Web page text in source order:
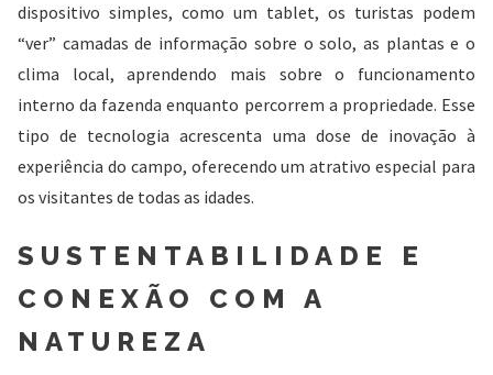
dispositivo simples, como um tablet, os turistas podem
“ver” camadas de informação sobre o solo, as plantas e o
clima local, aprendendo mais sobre o funcionamento
interno da fazenda enquanto percorrem a propriedade. Esse
tipo de tecnologia acrescenta uma dose de inovação à
experiência do campo, oferecendo um atrativo especial para
os visitantes de todas as idades.
SUSTENTABILIDADE E
CONEXÃO COM A
NATUREZA